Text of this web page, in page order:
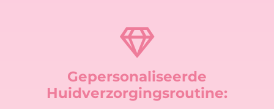
Gepersonaliseerde
Huidverzorgingsroutine: